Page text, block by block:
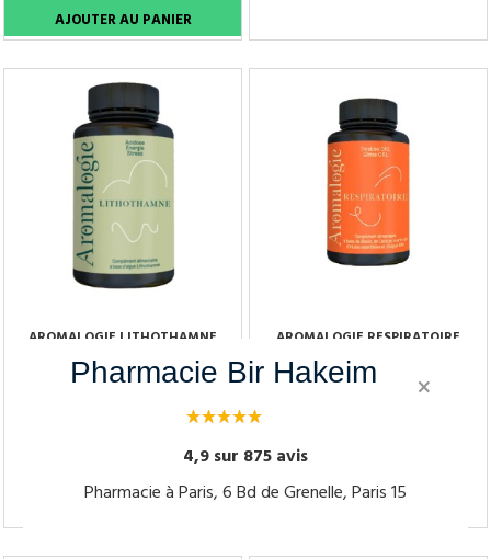
×
Pharmacie Bir Hakeim
4,9 sur 875 avis
Pharmacie à Paris, 6 Bd de Grenelle, Paris 15
AROMALOGIE LITHOTHAMNE
GEL BOÎTE DE 90
AROMALOGIE RESPIRATOIRE
GÉLULE BOÎTE DE 60